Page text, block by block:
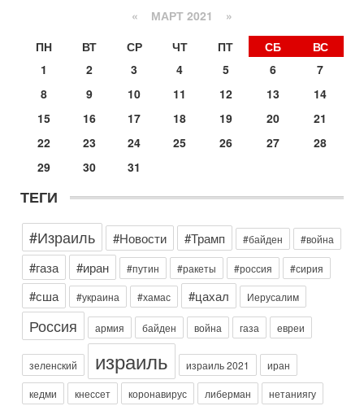
с каждым днем. Почему Трамп в самый последний момент
отменил решение о нанесении тяжелых ударов
Покупатель авиакомпании «Аркия» намерен
запретить полеты по субботам!
Вокруг возможной продажи авиакомпании «Аркия»
разгорается громкий конфликт.
30-07-2026, 08:16
Трамп готовит удар по Ирану - НОВОСТИ 30/07/2026
Президент США Дональд Трамп сегодня рассматривает
после ракетной атаки на американскую базу в
Вчера, 16:55
Арабо-еврейская партия изменит всё? Если
появится...
Может ли в Израиле появиться полноценный арабо-
еврейский политический альянс? Что произойдет с
политическим раскладом сил, если арабский список
6-08-2026, 17:49
Оснащен ли израильский «Дракон» ядерным
оружием?
Израиль получил от Германии новейшую подводную лодку
АХИ «Дракон» (Drakon), которая уже стала самой дорогой
субмариной в истории ЦАХАЛ. Но почему её
« МАРТ 2021 »
ПН
ВТ СР ЧТ ПТ СБ
ВС
1
2 3 4 5 6
7
8
9 10 11 12 13
14
15
16 17 18 19 20
21
22
23 24 25 26 27
28
29
30 31
ТЕГИ
#Израиль
#Новости #Трамп #байден #война
#газа #иран #путин #ракеты #россия #сирия
#сша #украина #хамас #цахал Иерусалим
Россия армия байден война газа евреи
зеленский израиль израиль 2021 иран
кедми кнессет коронавирус либерман нетаниягу